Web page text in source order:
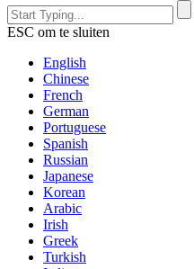
ESC om te sluiten
English
Chinese
French
German
Portuguese
Spanish
Russian
Japanese
Korean
Arabic
Irish
Greek
Turkish